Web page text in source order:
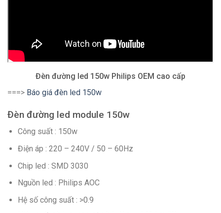
Đèn đường led 150w Philips OEM cao cấp
===> Báo giá đèn led 150w
Đèn đường led module 150w
Công suất : 150w
Điện áp : 220 – 240V / 50 – 60Hz
Chip led : SMD 3030
Nguồn led : Philips AOC
Hệ số công suất : >0.9